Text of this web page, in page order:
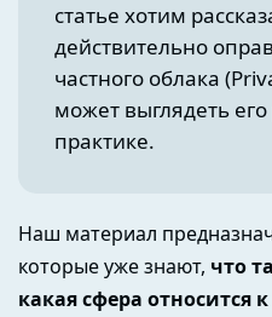
статье хотим
действительно
частного облака
может выглядеть
практике.
Наш материал
которые уже знают, что
какая сфера относится